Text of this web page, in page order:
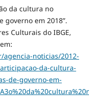
da cultura no
governo em 2018”.
Culturais do IBGE,
noticias/2012-
da-cultura-
de-governo-em-